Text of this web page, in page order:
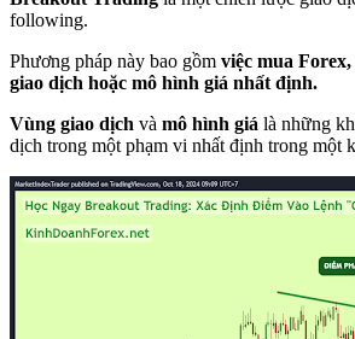
following.
Phương pháp này bao gồm việc mua
giao dịch hoặc mô hình giá nhất định.
Vùng giao dịch và mô hình giá là những
dịch trong một phạm vi nhất định trong một